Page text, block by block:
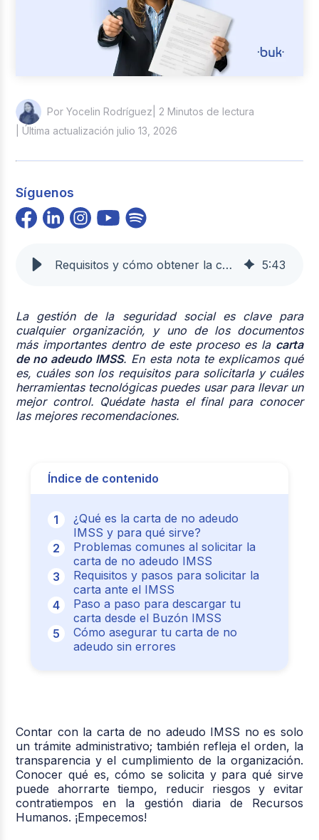
Por Yocelin Rodríguez | 2 Minutos de lectura
| Última actualización julio 13, 2026
Síguenos
Requisitos y cómo obtener la carta de no adeudo del IMSS 5:43
La gestión de la seguridad social es clave para
cualquier organización, y uno de los documentos
más importantes dentro de este proceso es la carta
de no adeudo IMSS. En esta nota te explicamos qué
es, cuáles son los requisitos para solicitarla y cuáles
herramientas tecnológicas puedes usar para llevar un
mejor control. Quédate hasta el final para conocer
las mejores recomendaciones.
Índice de contenido
¿Qué es la carta de no adeudo
IMSS y para qué sirve?
Problemas comunes al solicitar la
carta de no adeudo IMSS
Requisitos y pasos para solicitar la
carta ante el IMSS
Paso a paso para descargar tu
carta desde el Buzón IMSS
Cómo asegurar tu carta de no
adeudo sin errores
Contar con la carta de no adeudo IMSS no es solo
un trámite administrativo; también refleja el orden, la
transparencia y el cumplimiento de la organización.
Conocer qué es, cómo se solicita y para qué sirve
puede ahorrarte tiempo, reducir riesgos y evitar
contratiempos en la gestión diaria de Recursos
Humanos. ¡Empecemos!